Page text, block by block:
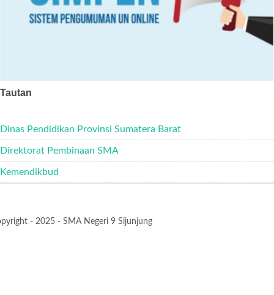
Tautan
Dinas Pendidikan Provinsi Sumatera Barat
Direktorat Pembinaan SMA
Kemendikbud
- 2025 - SMA Negeri 9 Sijunjung